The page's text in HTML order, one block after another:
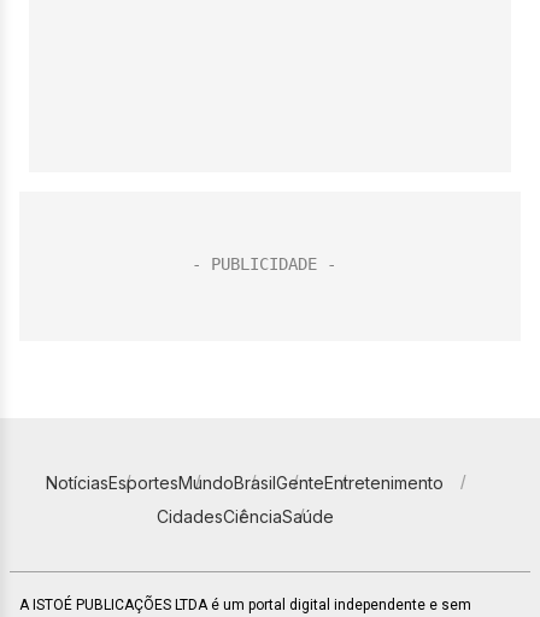
NotíciasEsportesMundoBrasilGenteEntretenimento
CidadesCiênciaSaúde
A ISTOÉ PUBLICAÇÕES LTDA é um portal digital independente e sem